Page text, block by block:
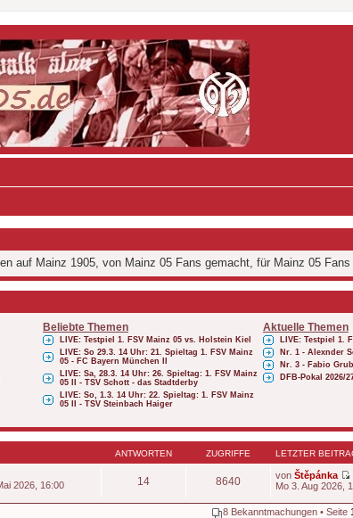
auf Mainz 1905, von Mainz 05 Fans gemacht, für Mainz 05
Beliebte Themen Aktuelle Themen
LIVE: Testpiel 1. FSV Mainz 05 vs. Holstein Kiel
LIVE: So 29.3. 14 Uhr: 21. Spieltag 1. FSV Mainz
05 - FC Bayern München II
LIVE: Sa, 28.3. 14 Uhr: 26. Spieltag: 1. FSV Mainz
05 II - TSV Schott - das Stadtderby
LIVE: So, 1.3. 14 Uhr: 22. Spieltag: 1. FSV Mainz
05 II - TSV Steinbach Haiger
LIVE: Testpiel 1.
Nr. 1 - Alexnder
Nr. 3 - Fabio
DFB-Pokal 2026/
ANTWORTEN ZUGRIFFE LETZTER
2026, 16:00
14 8640 von Štěpánka
Mo 3. Aug 2026,
8 Bekanntmachungen • Seite